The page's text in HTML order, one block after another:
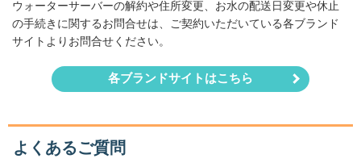
ウォーターサーバーの解約や住所変更、お水の配送日変更や休止
の手続きに関するお問合せは、ご契約いただいている各ブランド
サイトよりお問合せください。
各ブランドサイトはこちら
よくあるご質問